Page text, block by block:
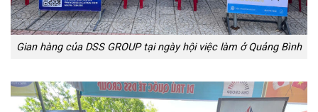
Gian hàng của DSS GROUP tại ngày hội việc làm ở Quảng Bình